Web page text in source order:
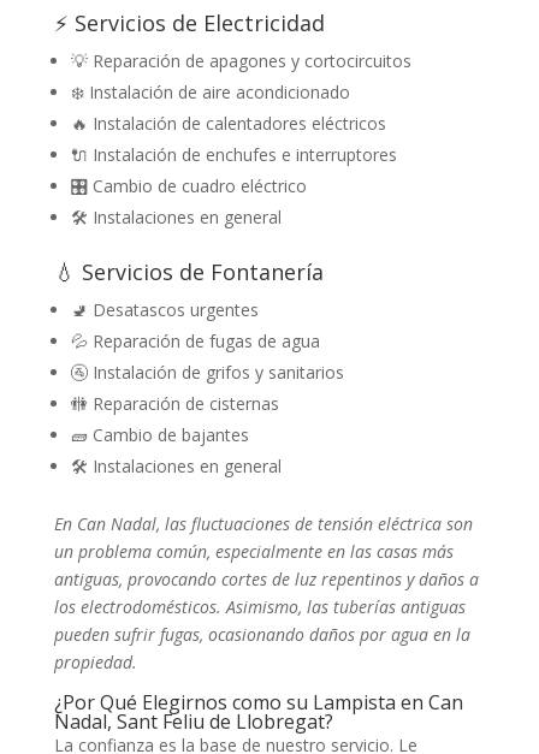
⚡ Servicios de Electricidad
💡 Reparación de apagones y cortocircuitos
❄️ Instalación de aire acondicionado
🔥 Instalación de calentadores eléctricos
🔌 Instalación de enchufes e interruptores
🎛️ Cambio de cuadro eléctrico
🛠️ Instalaciones en general
💧 Servicios de Fontanería
🚽 Desatascos urgentes
💦 Reparación de fugas de agua
🚰 Instalación de grifos y sanitarios
🚻 Reparación de cisternas
🧱 Cambio de bajantes
🛠️ Instalaciones en general
En Can Nadal, las fluctuaciones de tensión eléctrica son
un problema común, especialmente en las casas más
antiguas, provocando cortes de luz repentinos y daños a
los electrodomésticos. Asimismo, las tuberías antiguas
pueden sufrir fugas, ocasionando daños por agua en la
propiedad.
¿Por Qué Elegirnos como su Lampista en Can
Nadal, Sant Feliu de Llobregat?
La confianza es la base de nuestro servicio. Le